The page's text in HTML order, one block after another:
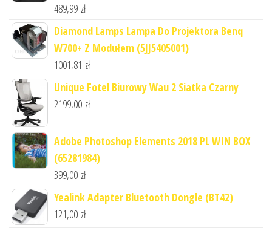
489,99 zł
Diamond Lamps Lampa Do Projektora Benq
W700+ Z Modułem (5JJ5405001)
1001,81 zł
Unique Fotel Biurowy Wau 2 Siatka Czarny
2199,00 zł
Adobe Photoshop Elements 2018 PL WIN BOX
(65281984)
399,00 zł
Yealink Adapter Bluetooth Dongle (BT42)
121,00 zł